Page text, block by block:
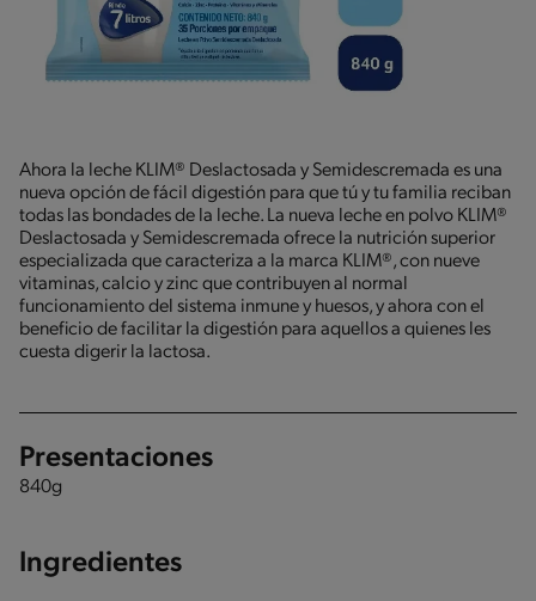
Ahora la leche KLIM® Deslactosada y Semidescremada es una
nueva opción de fácil digestión para que tú y tu familia reciban
todas las bondades de la leche. La nueva leche en polvo KLIM®
Deslactosada y Semidescremada ofrece la nutrición superior
especializada que caracteriza a la marca KLIM®, con nueve
vitaminas, calcio y zinc que contribuyen al normal
funcionamiento del sistema inmune y huesos, y ahora con el
beneficio de facilitar la digestión para aquellos a quienes les
cuesta digerir la lactosa.
Presentaciones
840g
Ingredientes